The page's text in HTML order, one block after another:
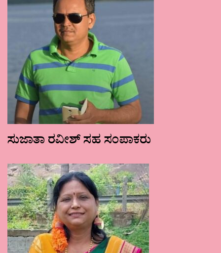
ಸುಜಾತಾ ರವೀಶ್ ಸಹ ಸಂಪಾಕರು